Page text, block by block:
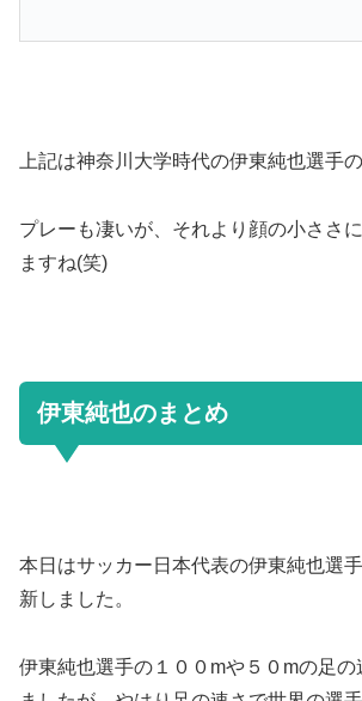
上記は神奈川大学時代の伊東純也選手
プレーも凄いが、それより顔の小ささ
ますね(笑)
伊東純也のまとめ
本日はサッカー日本代表の伊東純也選
新しました。
伊東純也選手の１００mや５０mの足の